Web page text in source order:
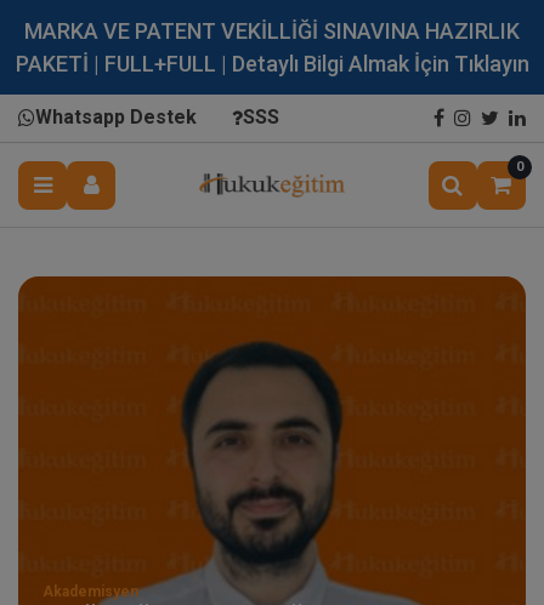
MARKA VE PATENT VEKİLLİĞİ SINAVINA HAZIRLIK
PAKETİ | FULL+FULL | Detaylı Bilgi Almak İçin Tıklayın
Whatsapp Destek SSS
0
Akademisyen